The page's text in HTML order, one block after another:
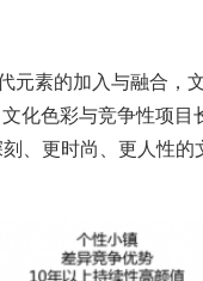
素的加入与融合，
化色彩与竞争性项
、更时尚、更人性的